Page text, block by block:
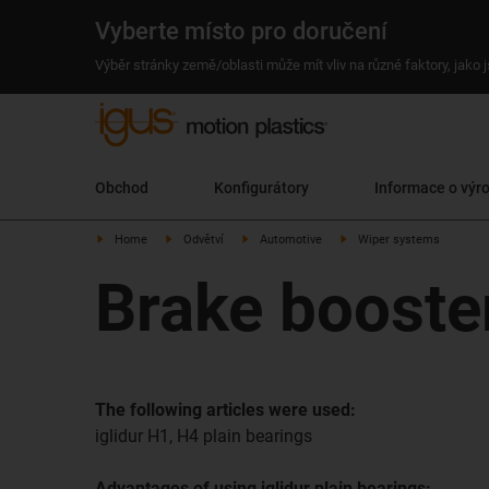
Vyberte místo pro doručení
Výběr stránky země/oblasti může mít vliv na různé faktory,
Obchod Konfigurátory Informace o
Home Odvětví Automotive Wiper systems
Brake
The following articles were used:
iglidur H1, H4 plain bearings